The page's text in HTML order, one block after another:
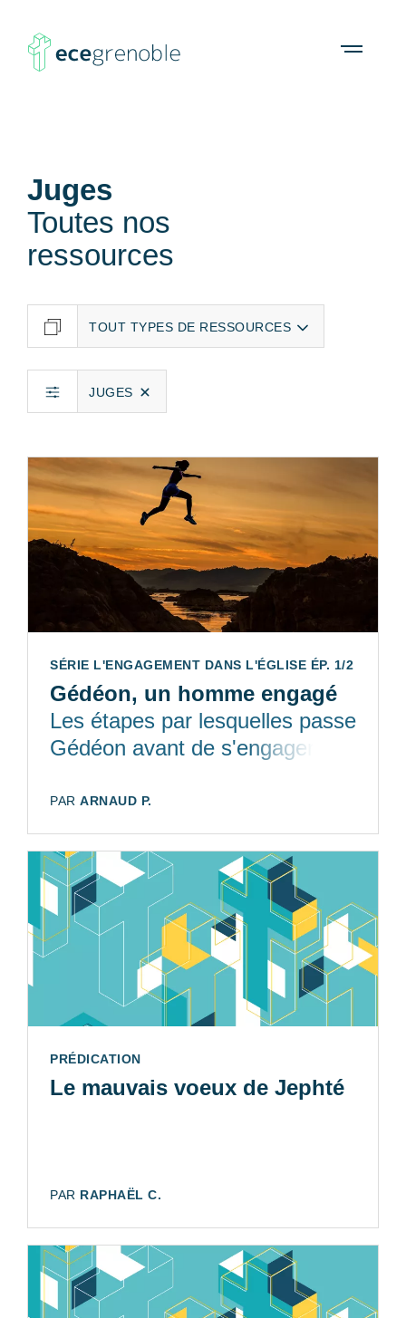
ECE
À propos Agenda RessourcesOpen
Juges
Toutes nos
ressources
JUGES
SÉRIE L'ENGAGEMENT DANS L'ÉGLISE ÉP. 1/2
Gédéon, un homme engagé
Les étapes par lesquelles passe
Gédéon avant de s'engager
AUTEUR:
PAR ARNAUD P.
TYPE:
PRÉDICATION
Le mauvais voeux de Jephté
AUTEUR:
PAR RAPHAËL C.